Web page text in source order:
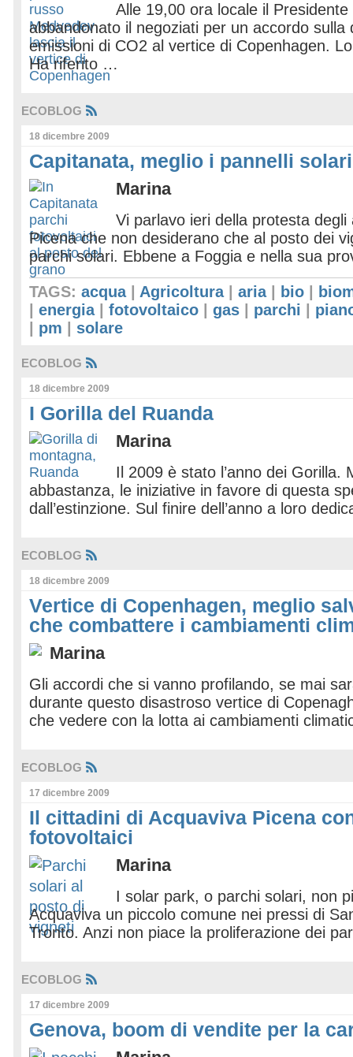
Alle 19,00 ora locale il
abbandonato il negoziati per un accordo sulla
emissioni di CO2 al vertice di Copenhagen.
Ha riferito …
ECOBLOG
18 dicembre 2009
Capitanata, meglio i pannelli
Marina
Vi parlavo ieri della protesta degli
Picena che non desiderano che al posto dei
parchi solari. Ebbene a Foggia e nella sua
TAGS: acqua| Agricoltura| aria| bio
energia| fotovoltaico gas parchi
pm solare
ECOBLOG
18 dicembre 2009
I Gorilla del Ruanda
Marina
Il 2009 è stato l’anno dei Gorilla.
abbastanza, le iniziative in favore di questa
dall’estinzione. Sul finire dell’anno a loro
ECOBLOG
18 dicembre 2009
Vertice di Copenhagen, meglio
che combattere i cambiamenti
Marina
Gli accordi che si vanno profilando, se mai
durante questo disastroso vertice di
che vedere con la lotta ai cambiamenti
ECOBLOG
17 dicembre 2009
Il cittadini di Acquaviva Picena
fotovoltaici
Marina
I solar park, o parchi solari, non
Acquaviva un piccolo comune nei pressi di
Tronto. Anzi non piace la proliferazione dei
ECOBLOG
17 dicembre 2009
Genova, boom di vendite per la